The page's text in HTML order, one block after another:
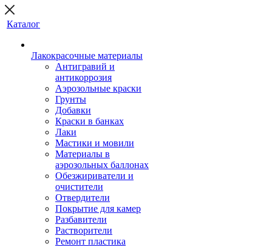
Каталог
Лакокрасочные материалы
Антигравий и
антикоррозия
Аэрозольные краски
Грунты
Добавки
Краски в банках
Лаки
Мастики и мовили
Материалы в
аэрозольных баллонах
Обезжириватели и
очистители
Отвердители
Покрытие для камер
Разбавители
Растворители
Ремонт пластика